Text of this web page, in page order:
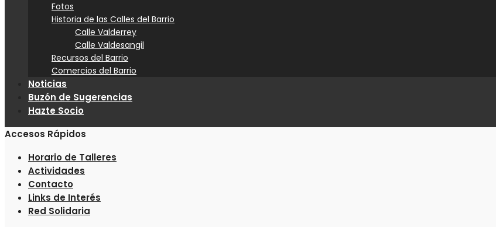
Fotos
Historia de las Calles del Barrio
Calle Valderrey
Calle Valdesangil
Recursos del Barrio
Comercios del Barrio
Noticias
Buzón de Sugerencias
Hazte Socio
Accesos Rápidos
Horario de Talleres
Actividades
Contacto
Links de Interés
Red Solidaria